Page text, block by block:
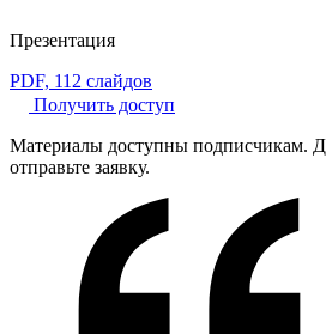
Презентация
PDF, 112 слайдов
Получить доступ
Материалы доступны подписчикам.
отправьте заявку.